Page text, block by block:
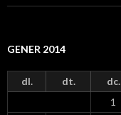
GENER 2014
dl. dt. dc.
1